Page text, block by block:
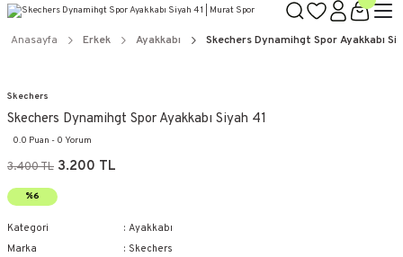
Anasayfa Erkek Ayakkabı Skechers Dynamihgt Spor Ayakkabı
Skechers
Skechers Dynamihgt Spor Ayakkabı Siyah 41
0.0 Puan - 0 Yorum
3.400 TL 3.200 TL
%6
Kategori
Ayakkabı
Marka
Skechers